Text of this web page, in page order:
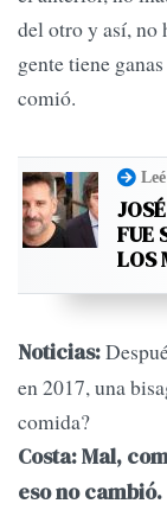
del otro y así,
gente tiene
comió.
FUE
LOS
Noticias:
en 2017, una
comida?
Costa: Mal,
eso no